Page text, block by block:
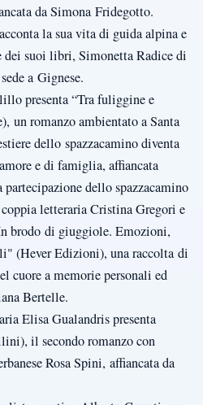
da Simona Fridegotto.
la sua vita di guida alpina e
dei suoi libri, Simonetta Radice di
a Gignese.
presenta “Tra fuliggine e
un romanzo ambientato a Santa
dello spazzacamino diventa
e di famiglia, affiancata
dello spazzacamino
letteraria Cristina Gregori e
brodo di giuggiole. Emozioni,
(Hever Edizioni), una raccolta di
cuore a memorie personali ed
Bertelle.
Elisa Gualandris presenta
il secondo romanzo con
Rosa Spini, affiancata da